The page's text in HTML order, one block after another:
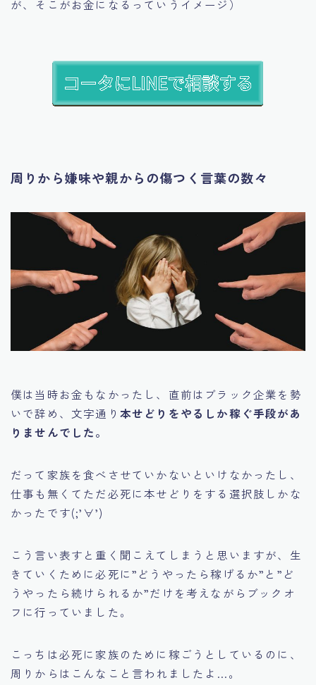
が、そこがお金になるっていうイメージ）
周りから嫌味や親からの傷つく言葉の数々
僕は当時お金もなかったし、直前はブラック企業を勢
いで辞め、文字通り 本せどりをやるしか稼ぐ手段があ
りませんでした。
だって家族を食べさせていかないといけなかったし、
仕事も無くてただ必死に本せどりをする選択肢しかな
かったです(;’∀’)
こう言い表すと重く聞こえてしまうと思いますが、生
きていくために必死に”どうやったら稼げるか” と ”ど
うやったら続けられるか”だけを考えながらブックオ
フに行っていました。
こっちは必死に家族のために稼ごうとしているのに、
周りからはこんなこと言われましたよ…。